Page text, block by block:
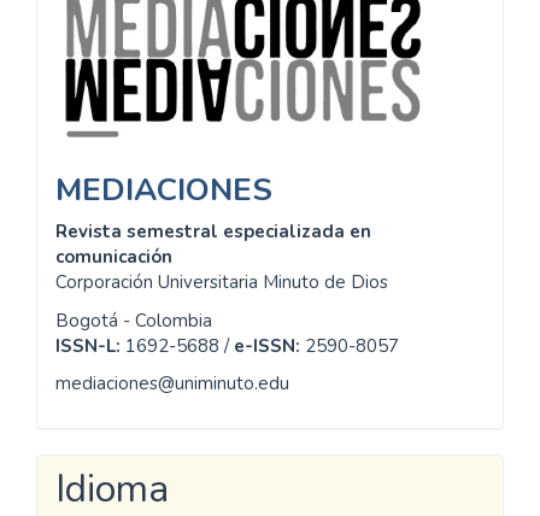
MEDIACIONES
Revista semestral especializada en
comunicación
Corporación Universitaria Minuto de Dios
Bogotá - Colombia
ISSN-L: 1692-5688 / e-ISSN: 2590-8057
mediaciones@uniminuto.edu
Idioma